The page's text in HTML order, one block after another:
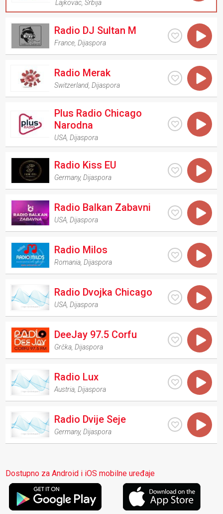
Lajkovac ,Srbija
Radio DJ Sultan M
France ,Dijaspora
Radio Merak
Switzerland ,Dijaspora
Plus Radio Chicago
Narodna
USA ,Dijaspora
Radio Kiss EU
Germany,Dijaspora
Radio Balkan Zabavni
USA ,Dijaspora
Radio Milos
Romania ,Dijaspora
Radio Dvojka Chicago
USA ,Dijaspora
DeeJay 97.5 Corfu
Grčka ,Dijaspora
Radio Lux
Austria ,Dijaspora
Radio Dvije Seje
Germany,Dijaspora
Dostupno za Android i iOS mobilne uređaje